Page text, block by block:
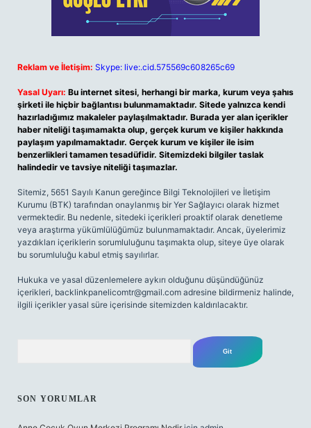
Reklam ve İletişim: Skype: live:.cid.575569c608265c69
Yasal Uyarı: Bu internet sitesi, herhangi bir marka, kurum veya şahıs
şirketi ile hiçbir bağlantısı bulunmamaktadır. Sitede yalnızca kendi
hazırladığımız makaleler paylaşılmaktadır. Burada yer alan içerikler
haber niteliği taşımamakta olup, gerçek kurum ve kişiler hakkında
paylaşım yapılmamaktadır. Gerçek kurum ve kişiler ile isim
benzerlikleri tamamen tesadüfidir. Sitemizdeki bilgiler taslak
halindedir ve tavsiye niteliği taşımazlar.
Sitemiz, 5651 Sayılı Kanun gereğince Bilgi Teknolojileri ve İletişim
Kurumu (BTK) tarafından onaylanmış bir Yer Sağlayıcı olarak hizmet
vermektedir. Bu nedenle, sitedeki içerikleri proaktif olarak denetleme
veya araştırma yükümlülüğümüz bulunmamaktadır. Ancak, üyelerimiz
yazdıkları içeriklerin sorumluluğunu taşımakta olup, siteye üye olarak
bu sorumluluğu kabul etmiş sayılırlar.
Hukuka ve yasal düzenlemelere aykırı olduğunu düşündüğünüz
içerikleri, backlinkpanelicomtr@gmail.com adresine bildirmeniz halinde,
ilgili içerikler yasal süre içerisinde sitemizden kaldırılacaktır.
SON YORUMLAR